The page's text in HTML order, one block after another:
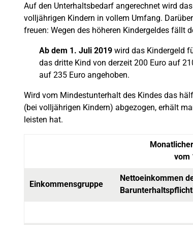
Auf den Unterhaltsbedarf angerechnet wird
volljährigen Kindern in vollem Umfang.
freuen: Wegen des höheren Kindergeldes fällt
Ab dem 1. Juli 2019 wird das Kindergeld
das dritte Kind von derzeit 200 Euro auf
auf 235 Euro angehoben.
Wird vom Mindestunterhalt des Kindes das
(bei volljährigen Kindern) abgezogen, erhält
leisten hat.
vom
Einkommensgruppe
Nettoeinkommen